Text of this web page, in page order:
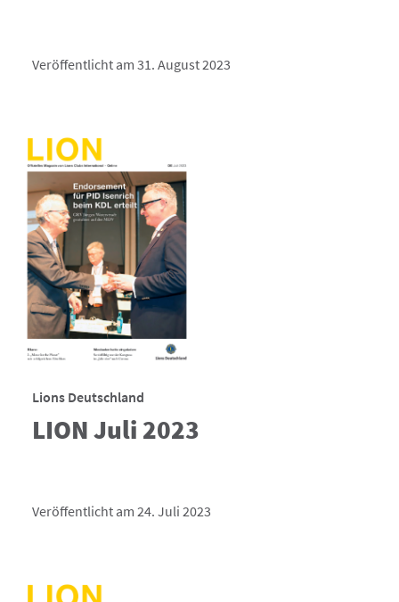
Veröffentlicht am 31. August 2023
Lions Deutschland
LION Juli 2023
Veröffentlicht am 24. Juli 2023